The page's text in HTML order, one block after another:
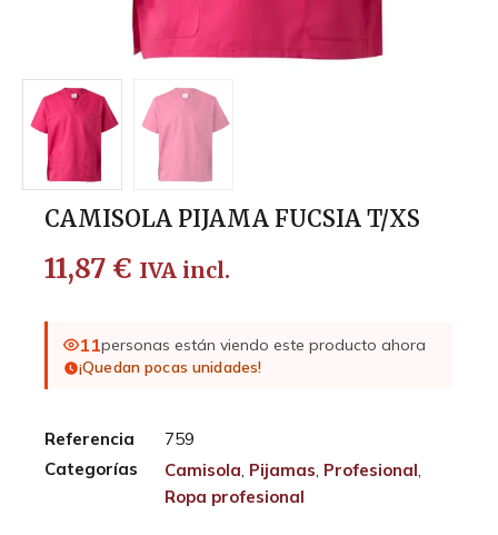
CAMISOLA PIJAMA FUCSIA T/XS
11,87 € IVA incl.
11personas están viendo este producto ahora
¡Quedan pocas unidades!
Referencia
759
Categorías
Camisola, Pijamas, Profesional,
Ropa profesional